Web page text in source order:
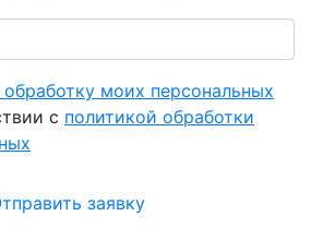
обработку моих персональных
с политикой обработки
заявку